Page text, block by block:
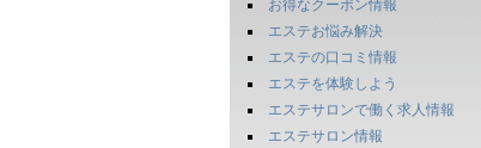
お得なクーポン情報
エステお悩み解決
エステの口コミ情報
エステを体験しよう
エステサロンで働く求人情報
エステサロン情報